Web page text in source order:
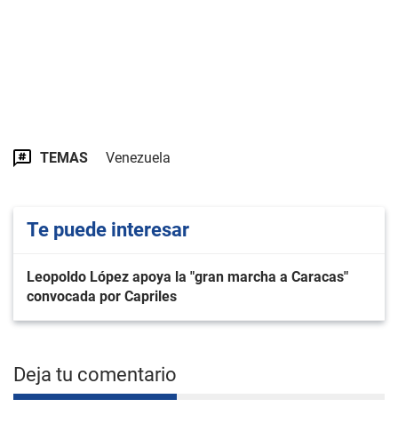
TEMAS Venezuela
Te puede interesar
Leopoldo López apoya la "gran marcha a Caracas"
convocada por Capriles
Deja tu comentario